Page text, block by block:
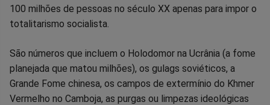
100 milhões de pessoas no século XX apenas para impor o
totalitarismo socialista.
São números que incluem o Holodomor na Ucrânia (a fome
planejada que matou milhões), os gulags soviéticos, a
Grande Fome chinesa, os campos de extermínio do Khmer
Vermelho no Camboja, as purgas ou limpezas ideológicas